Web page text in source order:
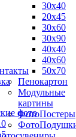
30х40
20х45
30х60
30х90
40х40
40х60
50х70
Пенокартон
Модульные
картины
ФотоПостеры
фото